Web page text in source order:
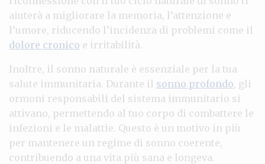
aiuterà a migliorare la memoria, l’attenzione e
l’umore, riducendo l’incidenza di problemi come il
dolore cronico e irritabilità.
Inoltre, il sonno naturale è essenziale per la tua
salute immunitaria. Durante il sonno profondo, gli
ormoni responsabili del sistema immunitario si
attivano, permettendo al tuo corpo di combattere le
infezioni e le malattie. Questo è un motivo in più
per mantenere un regime di sonno coerente,
contribuendo a una vita più sana e longeva.